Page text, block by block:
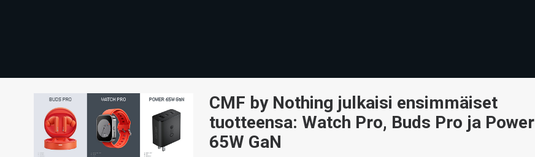
CMF by Nothing julkaisi ensimmäiset
tuotteensa: Watch Pro, Buds Pro ja Power
65W GaN